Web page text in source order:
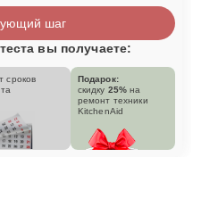
шаг
вы получаете:
сроков
Подарок:
скидку 25% на
ремонт техники
KitchenAid